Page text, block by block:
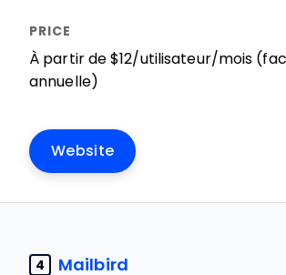
À partir de $12/utilisateur/mois
annuelle)
Website
4 Mailbird